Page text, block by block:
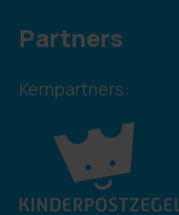
Partners
Kernpartners: